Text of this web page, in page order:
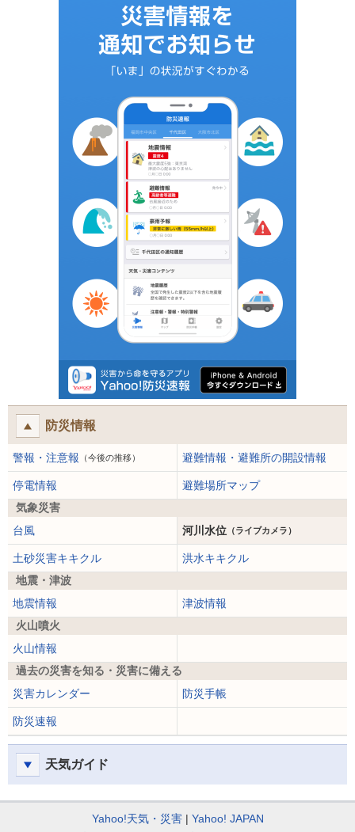
防災情報
警報・注意報 （今後の推移） 避難情報・避難所の開設情報
停電情報
避難場所マップ
気象災害
台風
河川水位 （ライブカメラ）
土砂災害キキクル
洪水キキクル
地震・津波
地震情報
津波情報
火山噴火
火山情報
過去の災害を知る・災害に備える
災害カレンダー
防災手帳
防災速報
天気ガイド
Yahoo!天気・災害 Yahoo! JAPAN